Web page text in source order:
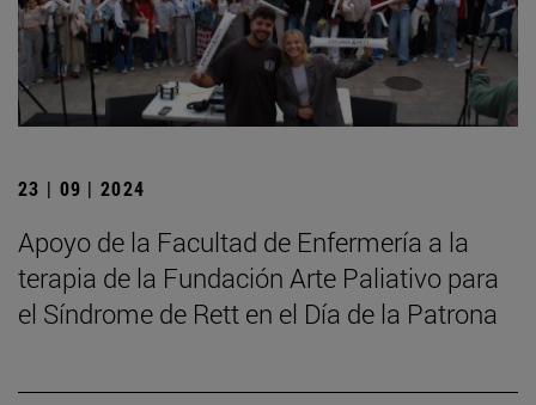
23 | 09 | 2024
Apoyo de la Facultad de Enfermería a la
terapia de la Fundación Arte Paliativo para
el Síndrome de Rett en el Día de la Patrona